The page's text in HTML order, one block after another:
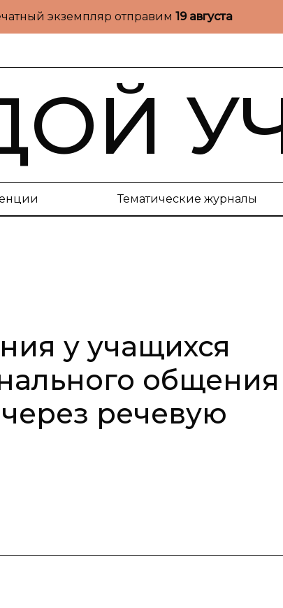
экземпляр отправим 19 августа
Тематические журналы
у учащихся
речевую